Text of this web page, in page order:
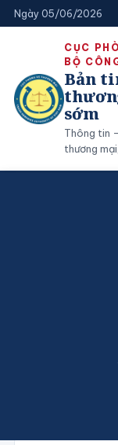
Ngày 05/06/2026
CỤC
BỘ
Bản
sớm
Thông tin
thương
KẾT QUẢ:
Ngày 05/